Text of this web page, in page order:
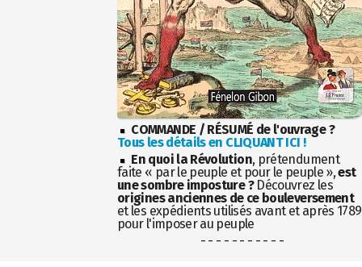
COMMANDE / RÉSUMÉ de l'ouvrage ?
Tous les détails en CLIQUANT ICI !
En quoi la Révolution, prétendument
faite « par le peuple et pour le peuple »,est
une sombre imposture ?Découvrez les
origines anciennes de ce bouleversement
et les expédients utilisés avant et après 1789
pour l'imposer au peuple
- - - - - - - - - - -